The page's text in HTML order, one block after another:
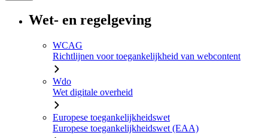
Wet- en regelgeving
WCAG
Richtlijnen voor toegankelijkheid van webcontent
Wdo
Wet digitale overheid
Europese toegankelijkheidswet
Europese toegankelijkheidswet (EAA)